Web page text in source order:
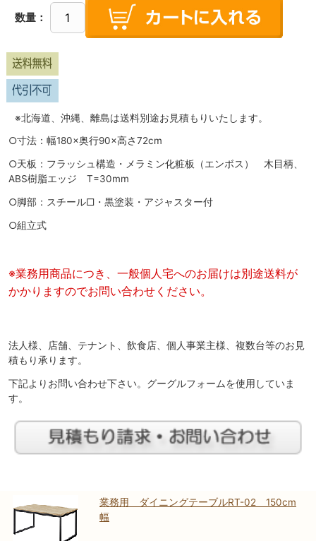
数量：
※北海道、沖縄、離島は送料別途お見積もりいたします。
○寸法：幅180×奥行90×高さ72cm
○天板：フラッシュ構造・メラミン化粧板（エンボス） 木目柄、
ABS樹脂エッジ T=30mm
○脚部：スチール□・黒塗装・アジャスター付
○組立式
※業務用商品につき、一般個人宅へのお届けは別途送料が
かかりますのでお問い合わせください。
法人様、店舗、テナント、飲食店、個人事業主様、複数台等のお見
積もり承ります。
下記よりお問い合わせ下さい。グーグルフォームを使用していま
す。
業務用 ダイニングテーブルRT-02 150cm
幅